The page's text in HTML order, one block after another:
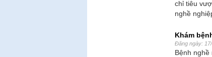
chỉ tiêu
nghề
Khám
Đăng ngày:
Bệnh